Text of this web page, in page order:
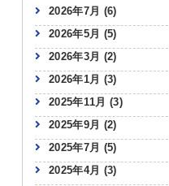
2026年7月 (6)
2026年5月 (5)
2026年3月 (2)
2026年1月 (3)
2025年11月 (3)
2025年9月 (2)
2025年7月 (5)
2025年4月 (3)